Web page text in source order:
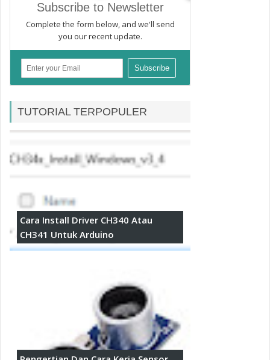
Subscribe to Newsletter
Complete the form below, and we'll send
you our recent update.
TUTORIAL TERPOPULER
Cara Install Driver CH340 Atau
CH341 Untuk Arduino